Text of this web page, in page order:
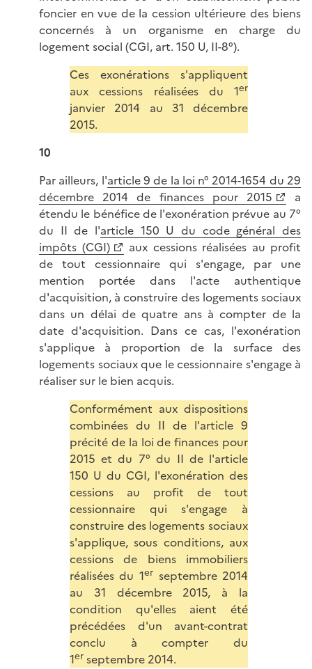
foncier en vue de la cession ultérieure des biens
concernés à un organisme en charge du
logement social (CGI, art. 150 U, II-8°).
Ces exonérations s'appliquent
aux cessions réalisées du 1er
janvier 2014 au 31 décembre
2015.
10
Par ailleurs, l'article 9 de la loi n° 2014-1654 du 29
décembre 2014 de finances pour 2015
a
étendu le bénéfice de l'exonération prévue au 7°
du II de l'article 150 U du code général des
impôts (CGI)
aux cessions réalisées au profit
de tout cessionnaire qui s'engage, par une
mention portée dans l'acte authentique
d'acquisition, à construire des logements sociaux
dans un délai de quatre ans à compter de la
date d'acquisition. Dans ce cas, l'exonération
s'applique à proportion de la surface des
logements sociaux que le cessionnaire s'engage à
réaliser sur le bien acquis.
Conformément aux dispositions
combinées du II de l'article 9
précité de la loi de finances pour
2015 et du 7° du II de l'article
150 U du CGI, l'exonération des
cessions au profit de tout
cessionnaire qui s'engage à
construire des logements sociaux
s'applique, sous conditions, aux
cessions de biens immobiliers
réalisées du 1er septembre 2014
au 31 décembre 2015, à la
condition qu'elles aient été
précédées d'un avant-contrat
conclu à compter du
1erseptembre 2014.